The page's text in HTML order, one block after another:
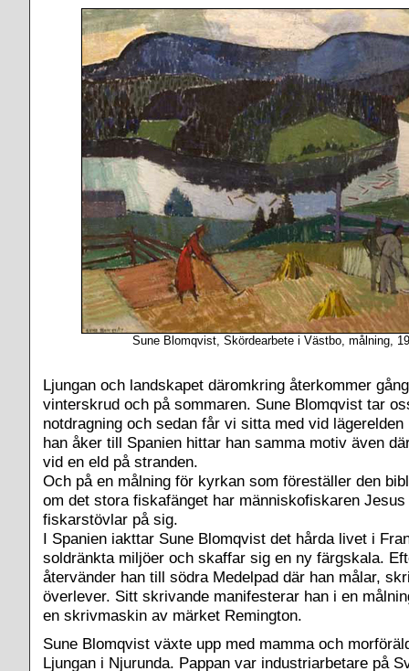
Sune Blomqvist, Skördearbete i Västbo, målning,
Ljungan och landskapet däromkring återkommer
vinterskrud och på sommaren. Sune Blomqvist tar
notdragning och sedan får vi sitta med vid
han åker till Spanien hittar han samma motiv även
vid en eld på stranden.
Och på en målning för kyrkan som föreställer den
om det stora fiskafänget har människofiskaren
fiskarstövlar på sig.
I Spanien iakttar Sune Blomqvist det hårda livet i
soldränkta miljöer och skaffar sig en ny färgskala.
återvänder han till södra Medelpad där han målar,
överlever. Sitt skrivande manifesterar han i en
en skrivmaskin av märket Remington.
Sune Blomqvist växte upp med mamma och
Ljungan i Njurunda. Pappan var industriarbetare på